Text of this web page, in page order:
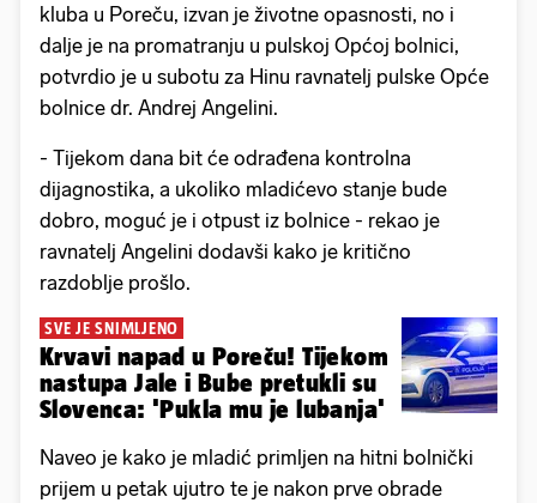
kluba u Poreču, izvan je životne opasnosti, no i
dalje je na promatranju u pulskoj Općoj bolnici,
potvrdio je u subotu za Hinu ravnatelj pulske Opće
bolnice dr. Andrej Angelini.
- Tijekom dana bit će odrađena kontrolna
dijagnostika, a ukoliko mladićevo stanje bude
dobro, moguć je i otpust iz bolnice - rekao je
ravnatelj Angelini dodavši kako je kritično
razdoblje prošlo.
SVE JE SNIMLJENO
Krvavi napad u Poreču! Tijekom
nastupa Jale i Bube pretukli su
Slovenca: 'Pukla mu je lubanja'
Naveo je kako je mladić primljen na hitni bolnički
prijem u petak ujutro te je nakon prve obrade